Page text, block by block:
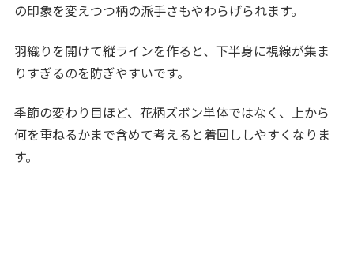
の印象を変えつつ柄の派手さもやわらげられます。
羽織りを開けて縦ラインを作ると、下半身に視線が集ま
りすぎるのを防ぎやすいです。
季節の変わり目ほど、花柄ズボン単体ではなく、上から
何を重ねるかまで含めて考えると着回ししやすくなりま
す。